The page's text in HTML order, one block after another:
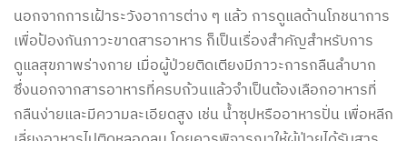
นอกจากการเฝ้าระวังอาการต่าง ๆ แล้ว การดูแลด้านโภชนาการ
เพื่อป้องกันภาวะขาดสารอาหาร ก็เป็นเรื่องสำคัญสำหรับการ
ดูแลสุขภาพร่างกาย เมื่อผู้ป่วยติดเตียงมีภาวะการกลืนลำบาก
ซึ่งนอกจากสารอาหารที่ครบถ้วนแล้วจำเป็นต้องเลือกอาหารที่
กลืนง่ายและมีความละเอียดสูง เช่น น้ำซุปหรืออาหารปั่น เพื่อหลีก